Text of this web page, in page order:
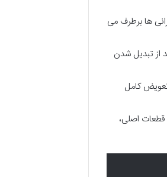
ها برطرف می
از تبدیل شدن
تعویض کامل
قطعات اصلی،